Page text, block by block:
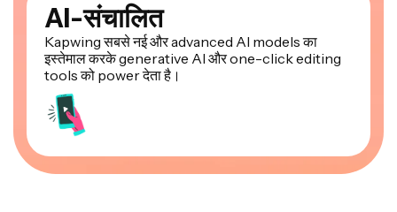
AI-संचालित
Kapwing सबसे नई और advanced AI models का
इस्तेमाल करके generative AI और one-click editing
tools को power देता है।